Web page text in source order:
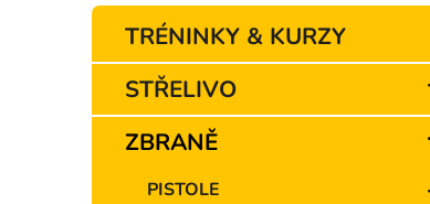
P
s
Přeskočit
kategorie
K
t
g
TRÉNINKY & KURZY
STŘELIVO
ZBRANĚ
PISTOLE